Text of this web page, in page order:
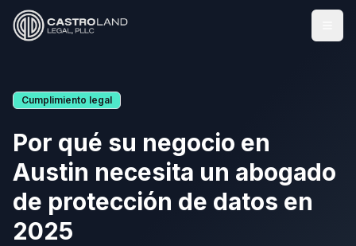
Cumplimiento legal
Por qué su negocio en
Austin necesita un abogado
de protección de datos en
2025